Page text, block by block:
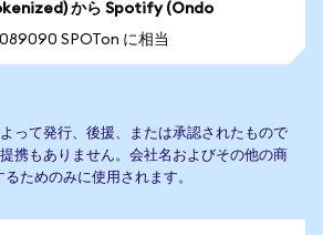
から Spotify (Ondo
SPOTon に相当
って発行、後援、または承認されたもので
携もありません。会社名およびその他の商
ためのみに使用されます。